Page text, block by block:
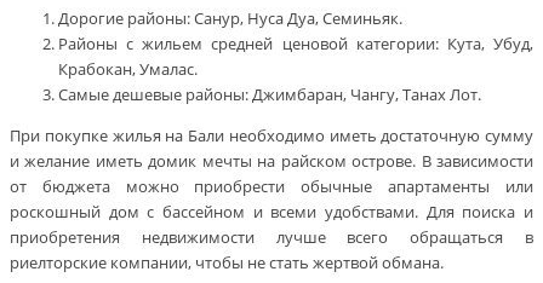
Дорогие районы: Санур, Нуса Дуа, Семиньяк.
Районы с жильем средней ценовой категории: Кута, Убуд,
Крабокан, Умалас.
Самые дешевые районы: Джимбаран, Чангу, Танах Лот.
При покупке жилья на Бали необходимо иметь достаточную сумму
и желание иметь домик мечты на райском острове. В зависимости
от бюджета можно приобрести обычные апартаменты или
роскошный дом с бассейном и всеми удобствами. Для поиска и
приобретения недвижимости лучше всего обращаться в
риелторские компании, чтобы не стать жертвой обмана.